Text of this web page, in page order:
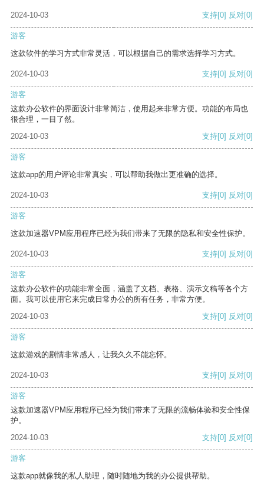
2024-10-03 支持[0] 反对[0]
游客
这款软件的学习方式非常灵活，可以根据自己的需求选择学习方式。
2024-10-03 支持[0] 反对[0]
游客
这款办公软件的界面设计非常简洁，使用起来非常方便。功能的布局也
很合理，一目了然。
2024-10-03
支持[0] 反对[0]
游客
这款app的用户评论非常真实，可以帮助我做出更准确的选择。
2024-10-03 支持[0] 反对[0]
游客
这款加速器VPM应用程序已经为我们带来了无限的隐私和安全性保护。
2024-10-03 支持[0] 反对[0]
游客
这款办公软件的功能非常全面，涵盖了文档、表格、演示文稿等各个方
面。我可以使用它来完成日常办公的所有任务，非常方便。
2024-10-03
支持[0] 反对[0]
游客
这款游戏的剧情非常感人，让我久久不能忘怀。
2024-10-03 支持[0] 反对[0]
游客
这款加速器VPM应用程序已经为我们带来了无限的流畅体验和安全性保
护。
2024-10-03
支持[0] 反对[0]
游客
这款app就像我的私人助理，随时随地为我的办公提供帮助。